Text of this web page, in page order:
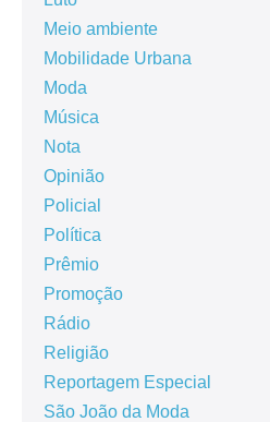
Meio ambiente
Mobilidade Urbana
Moda
Música
Nota
Opinião
Policial
Política
Prêmio
Promoção
Rádio
Religião
Reportagem Especial
São João da Moda